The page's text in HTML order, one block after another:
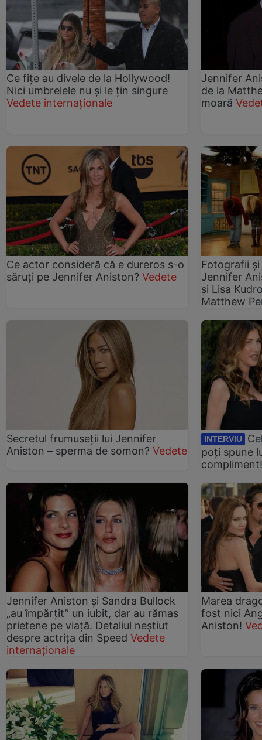
Ce fițe au divele de la Hollywood!
Nici umbrelele nu și le țin singure
Vedete internaționale
Jennifer
de la
moară
Ce actor consideră că e dureros s-o
săruți pe Jennifer Aniston? Vedete
Fotografii
Jennifer
şi Lisa
Matthew
Secretul frumuseții lui Jennifer
Aniston – sperma de somon? Vedete
INTERVIU
poți spune
Jennifer Aniston și Sandra Bullock
„au împărțit” un iubit, dar au rămas
prietene pe viață. Detaliul neștiut
despre actrița din Speed Vedete
internaționale
Marea
fost nici
Aniston!